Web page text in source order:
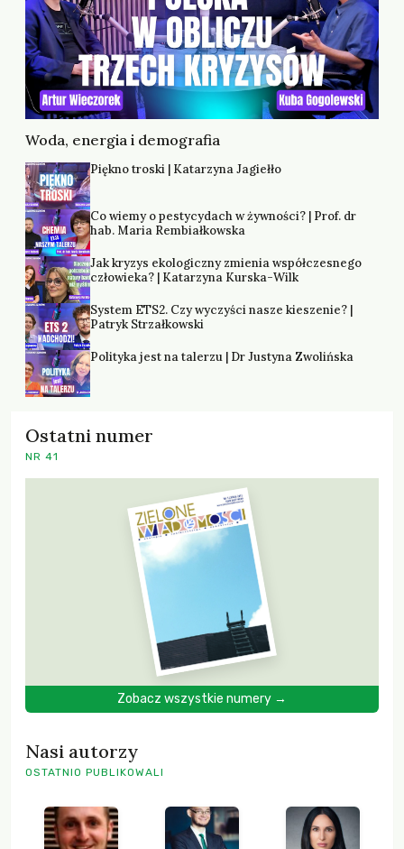
Woda, energia i demografia
Piękno troski | Katarzyna Jagiełło
Co wiemy o pestycydach w żywności? | Prof. dr
hab. Maria Rembiałkowska
Jak kryzys ekologiczny zmienia współczesnego
człowieka? | Katarzyna Kurska-Wilk
System ETS2. Czy wyczyści nasze kieszenie? |
Patryk Strzałkowski
Polityka jest na talerzu | Dr Justyna Zwolińska
Ostatni numer
NR 41
Zobacz wszystkie numery →
Nasi autorzy
OSTATNIO PUBLIKOWALI